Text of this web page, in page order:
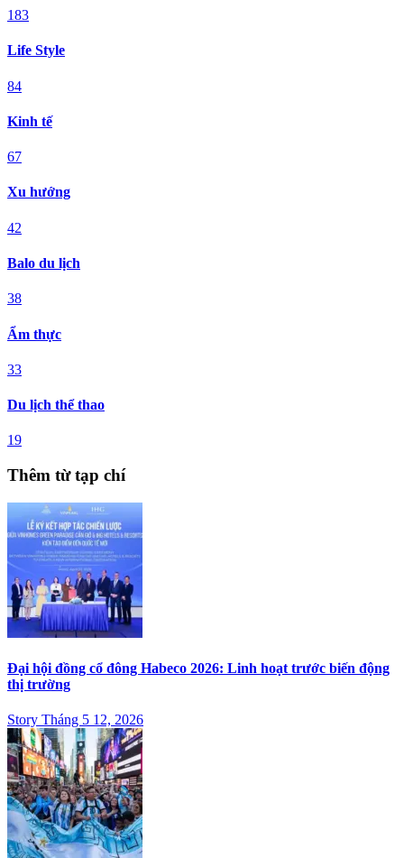
183
Life Style
84
Kinh tế
67
Xu hướng
42
Balo du lịch
38
Ẩm thực
33
Du lịch thể thao
19
Thêm từ tạp chí
Đại hội đồng cổ đông Habeco 2026: Linh hoạt trước biến động
thị trường
Story Tháng 5 12, 2026